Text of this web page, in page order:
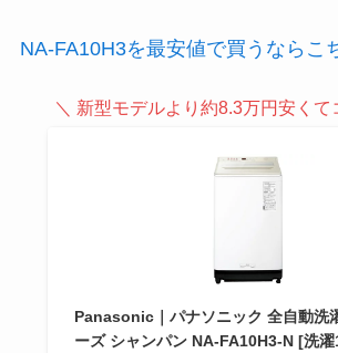
NA-FA10H3を最安値で買うならこ
＼ 新型モデルより約8.3万円安くて
Panasonic｜パナソニック 全自動洗
ーズ シャンパン NA-FA10H3-N [洗